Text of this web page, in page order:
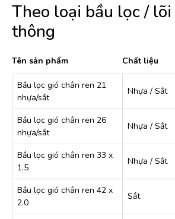
Theo loại bầu lọc /
thông
Tên sản phẩm Chất liệu
Bầu lọc gió chân ren 21
nhựa/sắt
Nhựa / Sắt
Bầu lọc gió chân ren 26
nhựa/sắt
Nhựa / Sắt
Bầu lọc gió chân ren 33 x
1.5
Nhựa / Sắt
Bầu lọc gió chân ren 42 x
2.0
Sắt